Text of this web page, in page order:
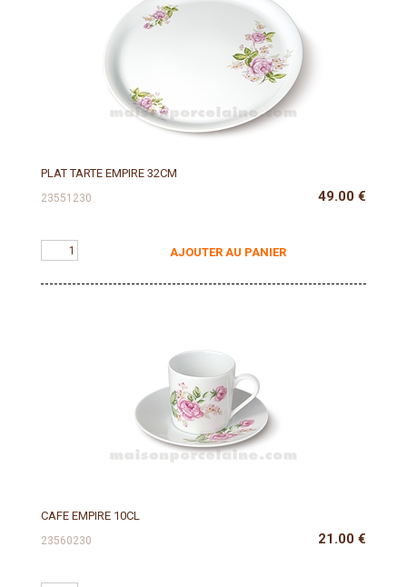
PLAT TARTE EMPIRE 32CM
23551230 49.00 €
AJOUTER AU PANIER
CAFE EMPIRE 10CL
23560230 21.00 €